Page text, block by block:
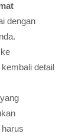
dengan
detail